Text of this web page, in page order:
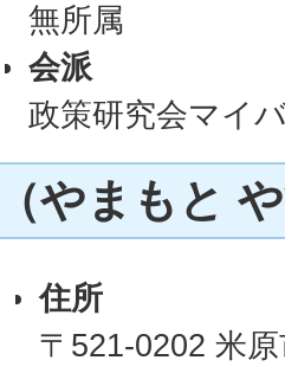
無所属
会派
政策研究会マイ
やまもと
住所
〒521-0202 米